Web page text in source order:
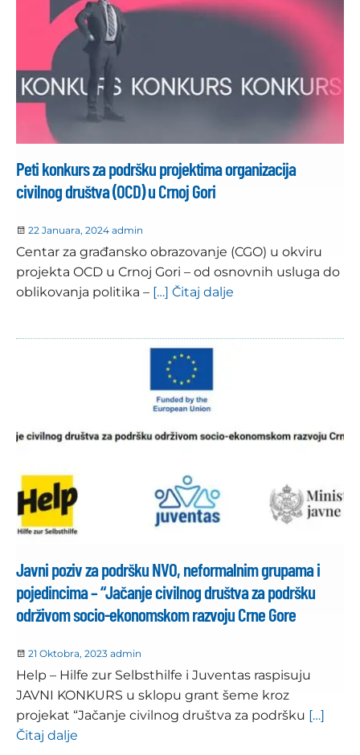
Peti konkurs za podršku projektima organizacija
civilnog društva (OCD) u Crnoj Gori
22 Januara, 2024 admin
Centar za građansko obrazovanje (CGO) u okviru
projekta OCD u Crnoj Gori – od osnovnih usluga do
oblikovanja politika – […] Čitaj dalje
Javni poziv za podršku NVO, neformalnim grupama i
pojedincima – “Jačanje civilnog društva za podršku
održivom socio-ekonomskom razvoju Crne Gore
21 Oktobra, 2023 admin
Help – Hilfe zur Selbsthilfe i Juventas raspisuju
JAVNI KONKURS u sklopu grant šeme kroz
projekat “Jačanje civilnog društva za podršku […]
Čitaj dalje